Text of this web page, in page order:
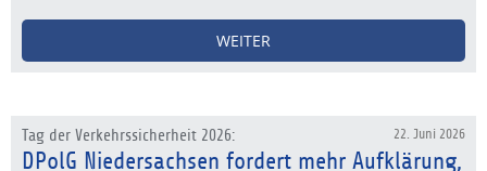
WEITER
22. Juni 2026
Tag der Verkehrssicherheit 2026:
DPolG Niedersachsen fordert mehr Aufklärung,